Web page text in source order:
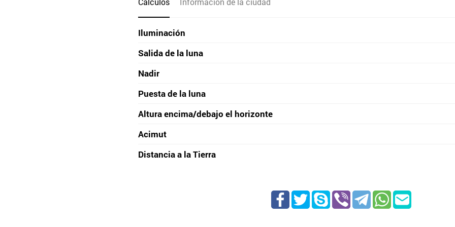
Iluminación
Salida de la luna
Nadir
Puesta de la luna
Altura encima/debajo el horizonte
Acimut
Distancia a la Tierra